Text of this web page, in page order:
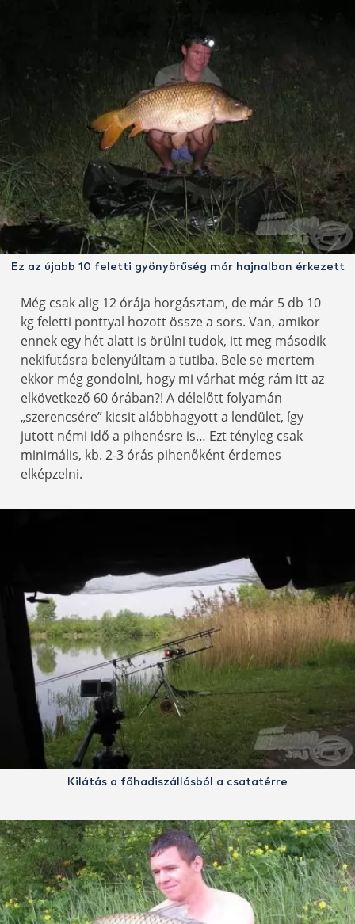
Ez az újabb 10 feletti gyönyörűség már hajnalban érkezett
Még csak alig 12 órája horgásztam, de már 5 db 10
kg feletti ponttyal hozott össze a sors. Van, amikor
ennek egy hét alatt is örülni tudok, itt meg második
nekifutásra belenyúltam a tutiba. Bele se mertem
ekkor még gondolni, hogy mi várhat még rám itt az
elkövetkező 60 órában?! A délelőtt folyamán
„szerencsére” kicsit alábbhagyott a lendület, így
jutott némi idő a pihenésre is… Ezt tényleg csak
minimális, kb. 2-3 órás pihenőként érdemes
elképzelni.
Kilátás a főhadiszállásból a csatatérre